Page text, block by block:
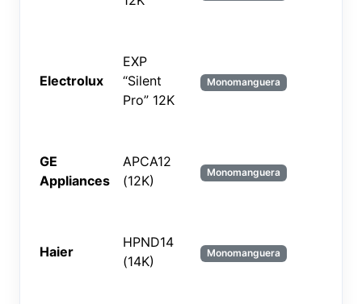
Electrolux
EXP
“Silent
Pro” 12K
Monomanguera
GE
Appliances
APCA12
(12K)
Monomanguera
Haier
HPND14
(14K)
Monomanguera